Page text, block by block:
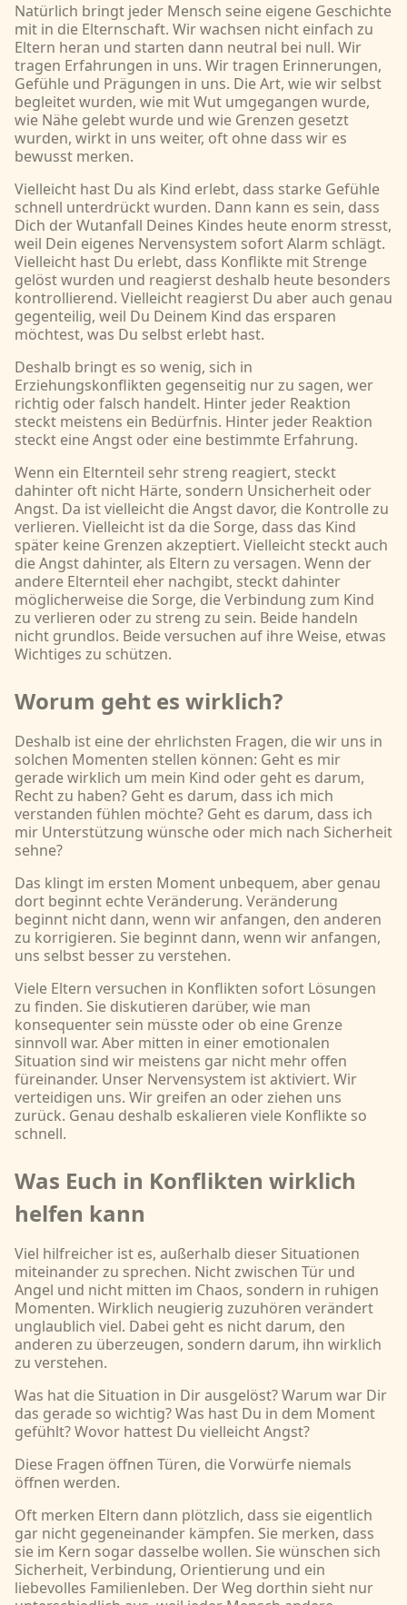
Natürlich bringt jeder Mensch seine eigene Geschichte
mit in die Elternschaft. Wir wachsen nicht einfach zu
Eltern heran und starten dann neutral bei null. Wir
tragen Erfahrungen in uns. Wir tragen Erinnerungen,
Gefühle und Prägungen in uns. Die Art, wie wir selbst
begleitet wurden, wie mit Wut umgegangen wurde,
wie Nähe gelebt wurde und wie Grenzen gesetzt
wurden, wirkt in uns weiter, oft ohne dass wir es
bewusst merken.
Vielleicht hast Du als Kind erlebt, dass starke Gefühle
schnell unterdrückt wurden. Dann kann es sein, dass
Dich der Wutanfall Deines Kindes heute enorm stresst,
weil Dein eigenes Nervensystem sofort Alarm schlägt.
Vielleicht hast Du erlebt, dass Konflikte mit Strenge
gelöst wurden und reagierst deshalb heute besonders
kontrollierend. Vielleicht reagierst Du aber auch genau
gegenteilig, weil Du Deinem Kind das ersparen
möchtest, was Du selbst erlebt hast.
Deshalb bringt es so wenig, sich in
Erziehungskonflikten gegenseitig nur zu sagen, wer
richtig oder falsch handelt. Hinter jeder Reaktion
steckt meistens ein Bedürfnis. Hinter jeder Reaktion
steckt eine Angst oder eine bestimmte Erfahrung.
Wenn ein Elternteil sehr streng reagiert, steckt
dahinter oft nicht Härte, sondern Unsicherheit oder
Angst. Da ist vielleicht die Angst davor, die Kontrolle zu
verlieren. Vielleicht ist da die Sorge, dass das Kind
später keine Grenzen akzeptiert. Vielleicht steckt auch
die Angst dahinter, als Eltern zu versagen. Wenn der
andere Elternteil eher nachgibt, steckt dahinter
möglicherweise die Sorge, die Verbindung zum Kind
zu verlieren oder zu streng zu sein. Beide handeln
nicht grundlos. Beide versuchen auf ihre Weise, etwas
Wichtiges zu schützen.
Worum geht es wirklich?
Deshalb ist eine der ehrlichsten Fragen, die wir uns in
solchen Momenten stellen können: Geht es mir
gerade wirklich um mein Kind oder geht es darum,
Recht zu haben? Geht es darum, dass ich mich
verstanden fühlen möchte? Geht es darum, dass ich
mir Unterstützung wünsche oder mich nach Sicherheit
sehne?
Das klingt im ersten Moment unbequem, aber genau
dort beginnt echte Veränderung. Veränderung
beginnt nicht dann, wenn wir anfangen, den anderen
zu korrigieren. Sie beginnt dann, wenn wir anfangen,
uns selbst besser zu verstehen.
Viele Eltern versuchen in Konflikten sofort Lösungen
zu finden. Sie diskutieren darüber, wie man
konsequenter sein müsste oder ob eine Grenze
sinnvoll war. Aber mitten in einer emotionalen
Situation sind wir meistens gar nicht mehr offen
füreinander. Unser Nervensystem ist aktiviert. Wir
verteidigen uns. Wir greifen an oder ziehen uns
zurück. Genau deshalb eskalieren viele Konflikte so
schnell.
Was Euch in Konflikten wirklich
helfen kann
Viel hilfreicher ist es, außerhalb dieser Situationen
miteinander zu sprechen. Nicht zwischen Tür und
Angel und nicht mitten im Chaos, sondern in ruhigen
Momenten. Wirklich neugierig zuzuhören verändert
unglaublich viel. Dabei geht es nicht darum, den
anderen zu überzeugen, sondern darum, ihn wirklich
zu verstehen.
Was hat die Situation in Dir ausgelöst? Warum war Dir
das gerade so wichtig? Was hast Du in dem Moment
gefühlt? Wovor hattest Du vielleicht Angst?
Diese Fragen öffnen Türen, die Vorwürfe niemals
öffnen werden.
Oft merken Eltern dann plötzlich, dass sie eigentlich
gar nicht gegeneinander kämpfen. Sie merken, dass
sie im Kern sogar dasselbe wollen. Sie wünschen sich
Sicherheit, Verbindung, Orientierung und ein
liebevolles Familienleben. Der Weg dorthin sieht nur